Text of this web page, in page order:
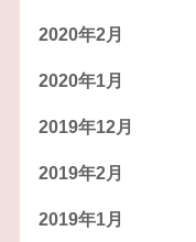
2020年2月
2020年1月
2019年12月
2019年2月
2019年1月